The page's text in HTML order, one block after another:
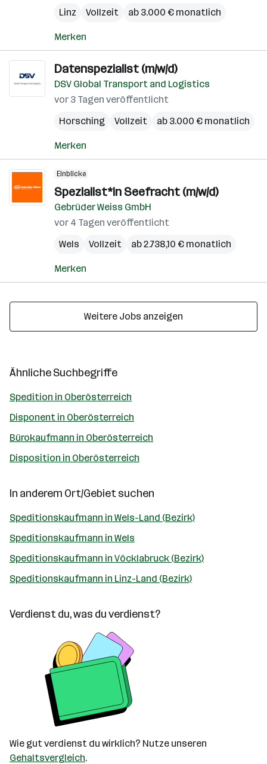
Linz
Vollzeit ab 3.000 € monatlich
Merken
Datenspezialist (m/w/d)
DSV Global Transport and Logistics
vor 3 Tagen veröffentlicht
Horsching
Vollzeit ab 3.000 € monatlich
Merken
Einblicke
Spezialist*in Seefracht (m/w/d)
Gebrüder Weiss GmbH
vor 4 Tagen veröffentlicht
Wels
Vollzeit ab 2.738,10 € monatlich
Merken
Weitere Jobs anzeigen
Ähnliche Suchbegriffe
Spedition in Oberösterreich
Disponent in Oberösterreich
Bürokaufmann in Oberösterreich
Disposition in Oberösterreich
In anderem Ort/Gebiet suchen
Speditionskaufmann in Wels-Land (Bezirk)
Speditionskaufmann in Wels
Speditionskaufmann in Vöcklabruck (Bezirk)
Speditionskaufmann in Linz-Land (Bezirk)
Verdienst du, was du verdienst?
Wie gut verdienst du wirklich? Nutze unseren
Gehaltsvergleich.